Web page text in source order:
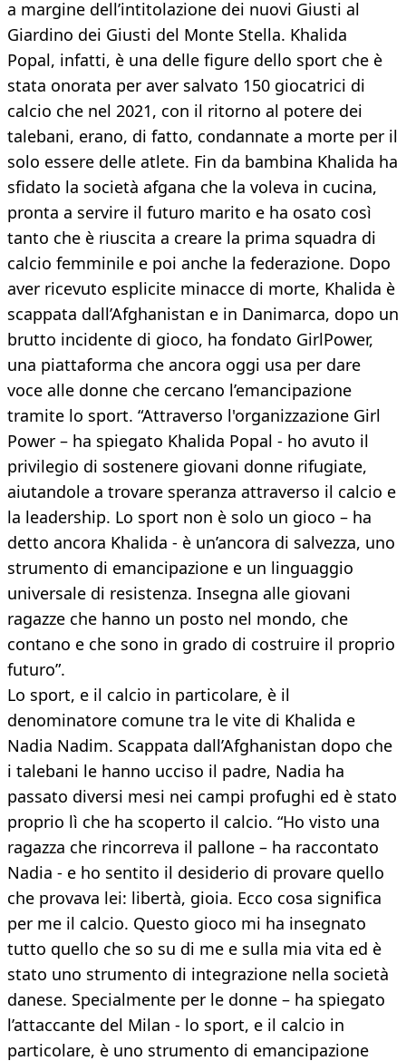
a margine dell’intitolazione dei nuovi Giusti al
Giardino dei Giusti del Monte Stella. Khalida
Popal, infatti, è una delle figure dello sport che è
stata onorata per aver salvato 150 giocatrici di
calcio che nel 2021, con il ritorno al potere dei
talebani, erano, di fatto, condannate a morte per il
solo essere delle atlete. Fin da bambina Khalida ha
sfidato la società afgana che la voleva in cucina,
pronta a servire il futuro marito e ha osato così
tanto che è riuscita a creare la prima squadra di
calcio femminile e poi anche la federazione. Dopo
aver ricevuto esplicite minacce di morte, Khalida è
scappata dall’Afghanistan e in Danimarca, dopo un
brutto incidente di gioco, ha fondato GirlPower,
una piattaforma che ancora oggi usa per dare
voce alle donne che cercano l’emancipazione
tramite lo sport. “Attraverso l'organizzazione Girl
Power – ha spiegato Khalida Popal - ho avuto il
privilegio di sostenere giovani donne rifugiate,
aiutandole a trovare speranza attraverso il calcio e
la leadership. Lo sport non è solo un gioco – ha
detto ancora Khalida - è un’ancora di salvezza, uno
strumento di emancipazione e un linguaggio
universale di resistenza. Insegna alle giovani
ragazze che hanno un posto nel mondo, che
contano e che sono in grado di costruire il proprio
futuro”.
Lo sport, e il calcio in particolare, è il
denominatore comune tra le vite di Khalida e
Nadia Nadim. Scappata dall’Afghanistan dopo che
i talebani le hanno ucciso il padre, Nadia ha
passato diversi mesi nei campi profughi ed è stato
proprio lì che ha scoperto il calcio. “Ho visto una
ragazza che rincorreva il pallone – ha raccontato
Nadia - e ho sentito il desiderio di provare quello
che provava lei: libertà, gioia. Ecco cosa significa
per me il calcio. Questo gioco mi ha insegnato
tutto quello che so su di me e sulla mia vita ed è
stato uno strumento di integrazione nella società
danese. Specialmente per le donne – ha spiegato
l’attaccante del Milan - lo sport, e il calcio in
particolare, è uno strumento di emancipazione